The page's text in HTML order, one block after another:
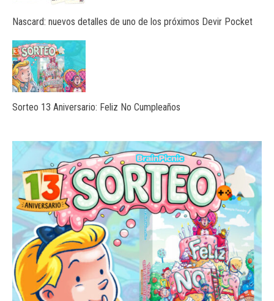
Nascard: nuevos detalles de uno de los próximos Devir Pocket
Sorteo 13 Aniversario: Feliz No Cumpleaños